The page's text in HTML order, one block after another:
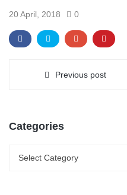
20 April, 2018 0
Previous post
Categories
Select Category